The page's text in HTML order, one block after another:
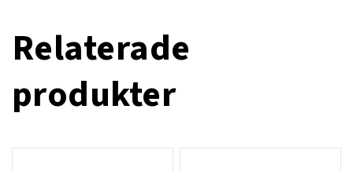
Relaterade
produkter